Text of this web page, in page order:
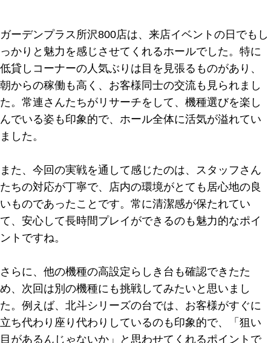
ガーデンプラス所沢800店は、来店イベントの日でもし
っかりと魅力を感じさせてくれるホールでした。特に
低貸しコーナーの人気ぶりは目を見張るものがあり、
朝からの稼働も高く、お客様同士の交流も見られまし
た。常連さんたちがリサーチをして、機種選びを楽し
んでいる姿も印象的で、ホール全体に活気が溢れてい
ました。
また、今回の実戦を通して感じたのは、スタッフさん
たちの対応が丁寧で、店内の環境がとても居心地の良
いものであったことです。常に清潔感が保たれてい
て、安心して長時間プレイができるのも魅力的なポイ
ントですね。
さらに、他の機種の高設定らしき台も確認できたた
め、次回は別の機種にも挑戦してみたいと思いまし
た。例えば、北斗シリーズの台では、お客様がすぐに
立ち代わり座り代わりしているのも印象的で、「狙い
目があるんじゃないか」と思わせてくれるポイントで